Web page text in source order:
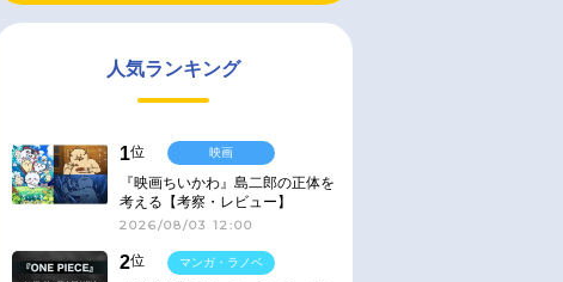
人気ランキング
1位
『映画ちいかわ』島二郎の正体を
考える【考察・レビュー】
2026/08/03 12:00
映画
2位
マンガ・ラノベ